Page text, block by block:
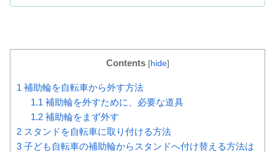
Contents [hide]
1 補助輪を自転車から外す方法
1.1 補助輪を外すために、必要な道具
1.2補助輪をまず外す
2 スタンドを自転車に取り付ける方法
3 子ども自転車の補助輪からスタンドへ付け替える方法は